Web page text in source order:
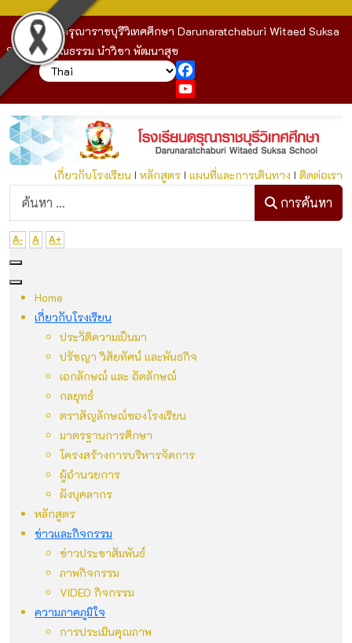
โรงเรียนดรุณาราชบุรีวิเทศศึกษา Darunaratchaburi Witaed Suksa
School : คุณธรรม นำวิชา พัฒนาสุข
YouTube
เกี่ยวกับโรงเรียนI หลักสูตรI แผนที่และการเดินทาง I ติดต่อเรา
ก
การค้นหา
A- A A+
Home
เกี่ยวกับโรงเรียน
ประวัติความเป็นมา
ปรัชญา วิสัยทัศน์ และพันธกิจ
เอกลักษณ์ และ อัตลักษณ์
กลยุทธ์
ตราสัญลักษณ์ของโรงเรียน
มาตรฐานการศึกษา
โครงสร้างการบริหารจัดการ
ผู้อำนวยการ
ผังบุคลากร
หลักสูตร
ข่าวและกิจกรรม
ข่าวประชาสัมพันธ์
ภาพกิจกรรม
VIDEO กิจกรรม
ความภาคภูมิใจ
การประเมินคุณภาพ